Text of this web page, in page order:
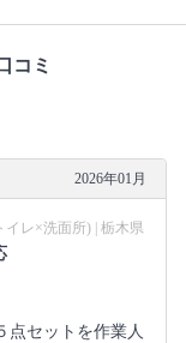
コミ
2026年01月
レ×洗面所) | 栃木県
点セットを作業人